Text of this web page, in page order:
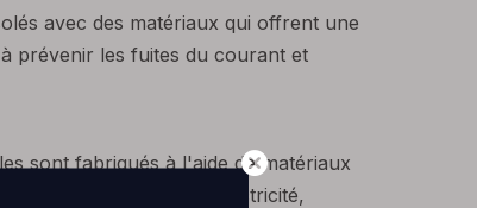
avec des matériaux qui offrent une
prévenir les fuites du courant et
sont fabriqués à l'aide de matériaux
efficace de l'électricité,